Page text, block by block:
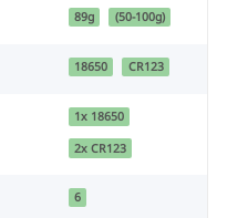
89g (50-100g)
18650 CR123
1x 18650
2x CR123
6